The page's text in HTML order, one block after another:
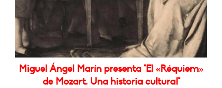
Miguel Ángel Marín presenta "El «Réquiem»
de Mozart. Una historia cultural"